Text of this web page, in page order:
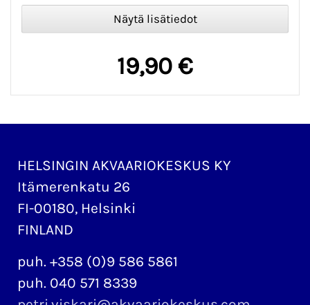
19,90 €
HELSINGIN AKVAARIOKESKUS KY
Itämerenkatu 26
FI-00180, Helsinki
FINLAND
puh. +358 (0)9 586 5861
puh. 040 571 8339